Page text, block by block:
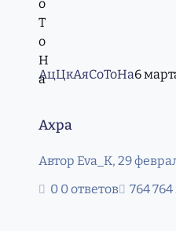
АцЦкАяСоТоНа6
Ахра
Автор Eva_K, 29
0 ответов